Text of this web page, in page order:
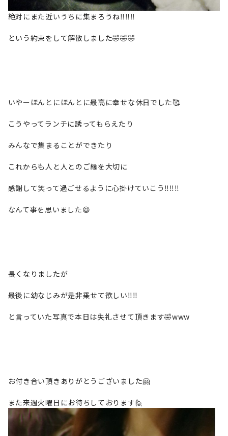
絶対にまた近いうちに集まろうね‼‼‼
という約束をして解散しました🤣🤣🤣
いやーほんとにほんとに最高に幸せな休日でした🥰
こうやってランチに誘ってもらえたり
みんなで集まることができたり
これからも人と人とのご縁を大切に
感謝して笑って過ごせるように心掛けていこう‼‼‼
なんて事を思いました😆
長くなりましたが
最後に幼なじみが是非乗せて欲しい‼‼
と言っていた写真で本日は失礼させて頂きます🤣www
お付き合い頂きありがとうございました🤗
また来週火曜日にお待ちしております🙋